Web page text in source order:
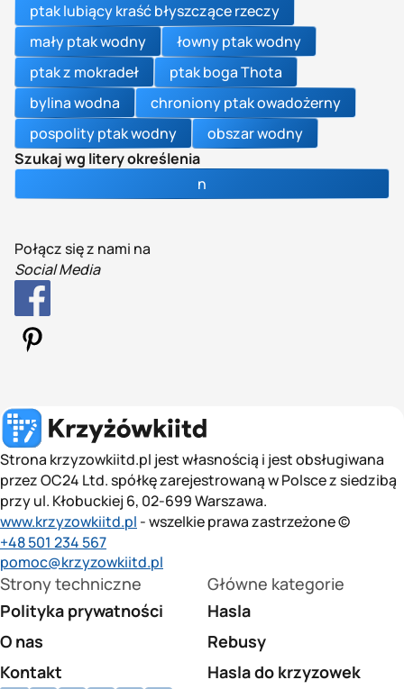
ptak lubiący kraść błyszczące rzeczy
mały ptak wodny
łowny ptak wodny
ptak z mokradeł
ptak boga Thota
bylina wodna
chroniony ptak owadożerny
pospolity ptak wodny
obszar wodny
Szukaj wg litery określenia
n
Połącz się z nami na
Social Media
Strona krzyzowkiitd.pl jest własnością i jest obsługiwana
przez OC24 Ltd. spółkę zarejestrowaną w Polsce z siedzibą
przy ul. Kłobuckiej 6, 02-699 Warszawa.
www.krzyzowkiitd.pl - wszelkie prawa zastrzeżone ©
+48 501 234 567
pomoc@krzyzowkiitd.pl
Strony techniczne
Polityka prywatności
O nas
Kontakt
Główne kategorie
Hasla
Rebusy
Hasla do krzyzowek